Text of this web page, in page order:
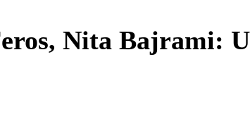
Nita Bajrami: